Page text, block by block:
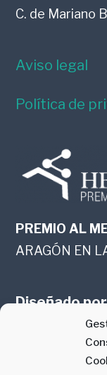
C. de Mariano
Aviso legal
Política de
PREMIO AL
ARAGÓN EN
Diseñado
online en